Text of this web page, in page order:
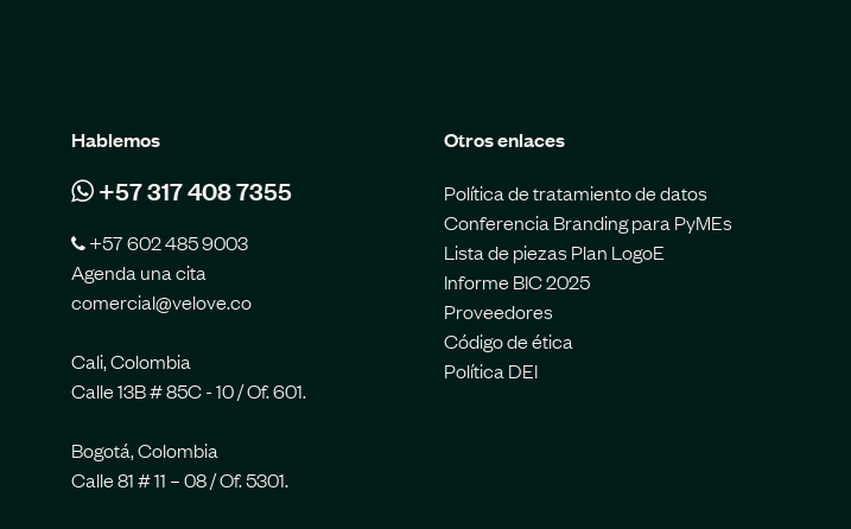
Hablemos
+57 317 408 7355
+57 602 485 9003
Agenda una cita
comercial@velove.co
Cali, Colombia
Calle 13B # 85C - 10 / Of. 601.
Bogotá, Colombia
Calle 81 # 11 – 08 / Of. 5301.
Otros enlaces
Política de tratamiento de datos
Conferencia Branding para PyMEs
Lista de piezas Plan LogoE
Informe BIC 2025
Proveedores
Código de ética
Política DEI